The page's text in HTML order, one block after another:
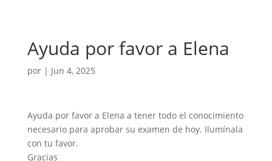
Ayuda por favor a Elena
por | Jun 4, 2025
Ayuda por favor a Elena a tener todo el conocimiento
necesario para aprobar su examen de hoy. Ilumínala
con tu favor.
Gracias